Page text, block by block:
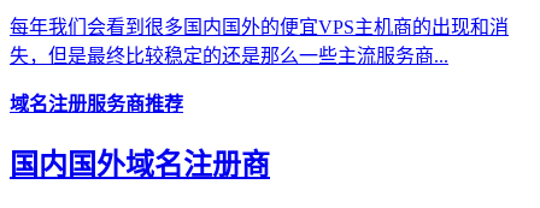
每年我们会看到很多国内国外的便宜VPS主机商的出现和消
失，但是最终比较稳定的还是那么一些主流服务商...
域名注册服务商推荐
国内国外域名注册商